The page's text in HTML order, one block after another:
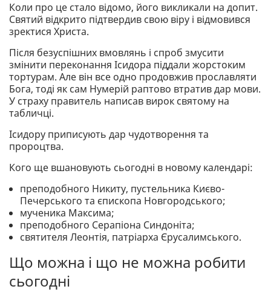
Коли про це стало відомо, його викликали на допит.
Святий відкрито підтвердив свою віру і відмовився
зректися Христа.
Після безуспішних вмовлянь і спроб змусити
змінити переконання Ісидора піддали жорстоким
тортурам. Але він все одно продовжив прославляти
Бога, тоді як сам Нумерій раптово втратив дар мови.
У страху правитель написав вирок святому на
табличці.
Ісидору приписують дар чудотворення та
пророцтва.
Кого ще вшановують сьогодні в новому календарі:
преподобного Никиту, пустельника Києво-
Печерського та єпископа Новгородського;
мученика Максима;
преподобного Серапіона Синдоніта;
святителя Леонтія, патріарха Єрусалимського.
Що можна і що не можна робити
сьогодні